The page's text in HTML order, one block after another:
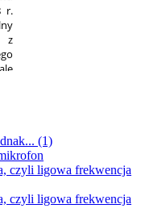
(1)
czyli ligowa frekwencja
czyli ligowa frekwencja